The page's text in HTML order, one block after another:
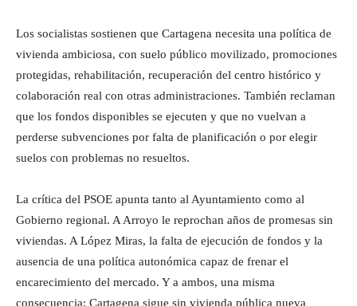
Los socialistas sostienen que Cartagena necesita una política de
vivienda ambiciosa, con suelo público movilizado, promociones
protegidas, rehabilitación, recuperación del centro histórico y
colaboración real con otras administraciones. También reclaman
que los fondos disponibles se ejecuten y que no vuelvan a
perderse subvenciones por falta de planificación o por elegir
suelos con problemas no resueltos.
La crítica del PSOE apunta tanto al Ayuntamiento como al
Gobierno regional. A Arroyo le reprochan años de promesas sin
viviendas. A López Miras, la falta de ejecución de fondos y la
ausencia de una política autonómica capaz de frenar el
encarecimiento del mercado. Y a ambos, una misma
consecuencia: Cartagena sigue sin vivienda pública nueva